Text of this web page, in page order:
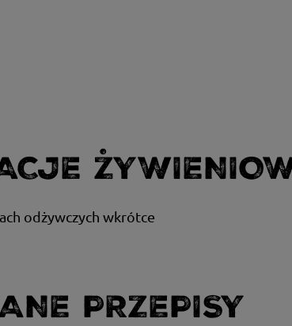
odżywczych wkrótce
PRZEPISY